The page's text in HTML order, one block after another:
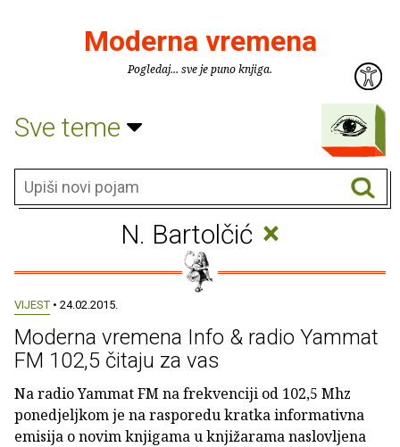
Moderna vremena
Pogledaj... sve je puno knjiga.
Sve teme
N. Bartolčić ×
VIJEST • 24.02.2015.
Moderna vremena Info & radio Yammat
FM 102,5 čitaju za vas
Na radio Yammat FM na frekvenciji od 102,5 Mhz
ponedjeljkom je na rasporedu kratka informativna
emisija o novim knjigama u knjižarama naslovljena